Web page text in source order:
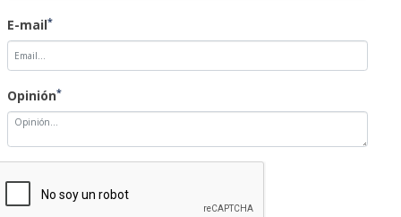
E-mail*
Opinión*